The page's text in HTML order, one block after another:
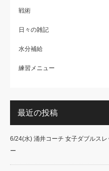
戦術
日々の雑記
水分補給
練習メニュー
最近の投稿
6/24(水) 涌井コーチ 女子ダブルス
ー